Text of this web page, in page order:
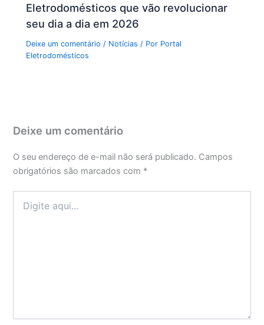
Eletrodomésticos que vão revolucionar
seu dia a dia em 2026
Deixe um comentário / Notícias / Por Portal
Eletrodomésticos
Deixe um comentário
O seu endereço de e-mail não será publicado. Campos
obrigatórios são marcados com *
aqui...